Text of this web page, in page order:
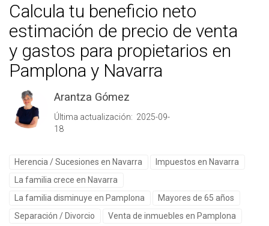
Calcula tu beneficio neto
estimación de precio de venta
y gastos para propietarios en
Pamplona y Navarra
Arantza Gómez
Última actualización: 2025-09-
18
Herencia / Sucesiones en Navarra
Impuestos en Navarra
La familia crece en Navarra
La familia disminuye en Pamplona
Mayores de 65 años
Separación / Divorcio
Venta de inmuebles en Pamplona